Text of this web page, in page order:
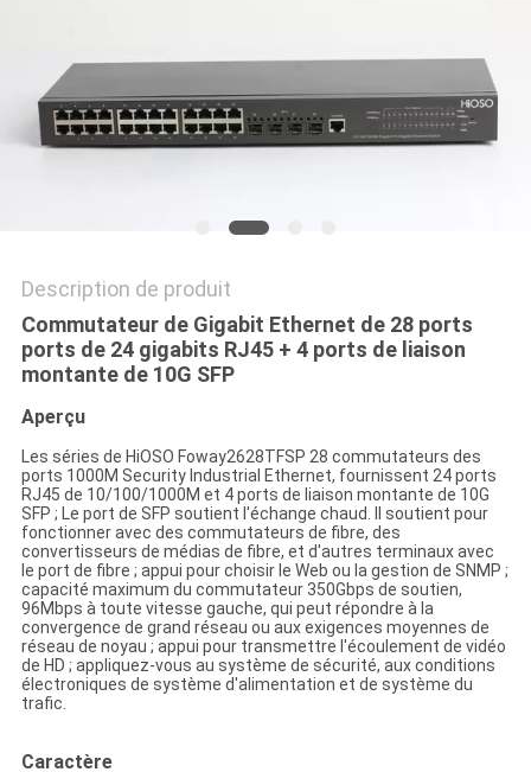
PROTECTION
DE
LA
Description de produit
Commutateur de Gigabit Ethernet de 28 ports
ports de 24 gigabits RJ45 + 4 ports de liaison
montante de 10G SFP
Aperçu
Les séries de HiOSO Foway2628TFSP 28 commutateurs des
ports 1000M Security Industrial Ethernet, fournissent 24 ports
RJ45 de 10/100/1000M et 4 ports de liaison montante de 10G
SFP ; Le port de SFP soutient l'échange chaud. Il soutient pour
fonctionner avec des commutateurs de fibre, des
convertisseurs de médias de fibre, et d'autres terminaux avec
le port de fibre ; appui pour choisir le Web ou la gestion de SNMP ;
capacité maximum du commutateur 350Gbps de soutien,
96Mbps à toute vitesse gauche, qui peut répondre à la
convergence de grand réseau ou aux exigences moyennes de
réseau de noyau ; appui pour transmettre l'écoulement de vidéo
de HD ; appliquez-vous au système de sécurité, aux conditions
électroniques de système d'alimentation et de système du
trafic.
Caractère